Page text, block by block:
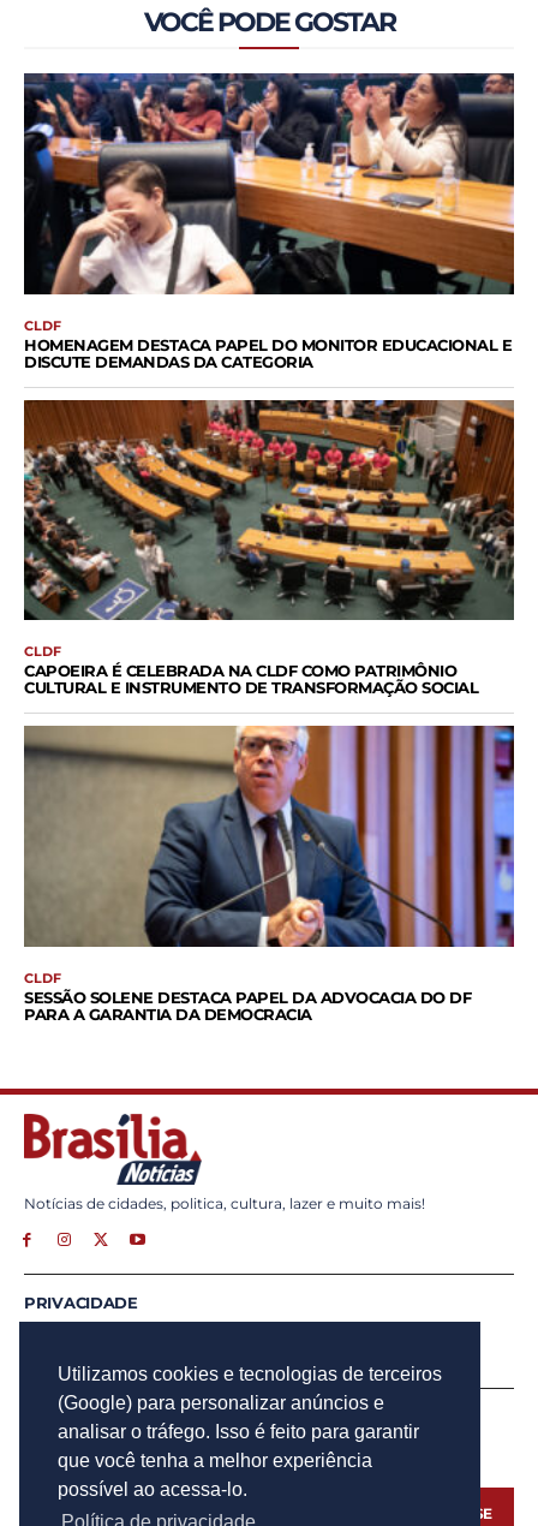
Utilizamos cookies e tecnologias de terceiros
(Google) para personalizar anúncios e
analisar o tráfego. Isso é feito para garantir
que você tenha a melhor experiência
possível ao acessa-lo.
VOCÊ PODE GOSTAR
CLDF
HOMENAGEM DESTACA PAPEL DO MONITOR EDUCACIONAL E
DISCUTE DEMANDAS DA CATEGORIA
CLDF
CAPOEIRA É CELEBRADA NA CLDF COMO PATRIMÔNIO
CULTURAL E INSTRUMENTO DE TRANSFORMAÇÃO SOCIAL
CLDF
SESSÃO SOLENE DESTACA PAPEL DA ADVOCACIA DO DF
PARA A GARANTIA DA DEMOCRACIA
Notícias de cidades, politica, cultura, lazer e muito mais!
PRIVACIDADE
INSCREVA - SE
Para obter atualizações por e-mail do Brasília Notícias.
INSCREVA - SE